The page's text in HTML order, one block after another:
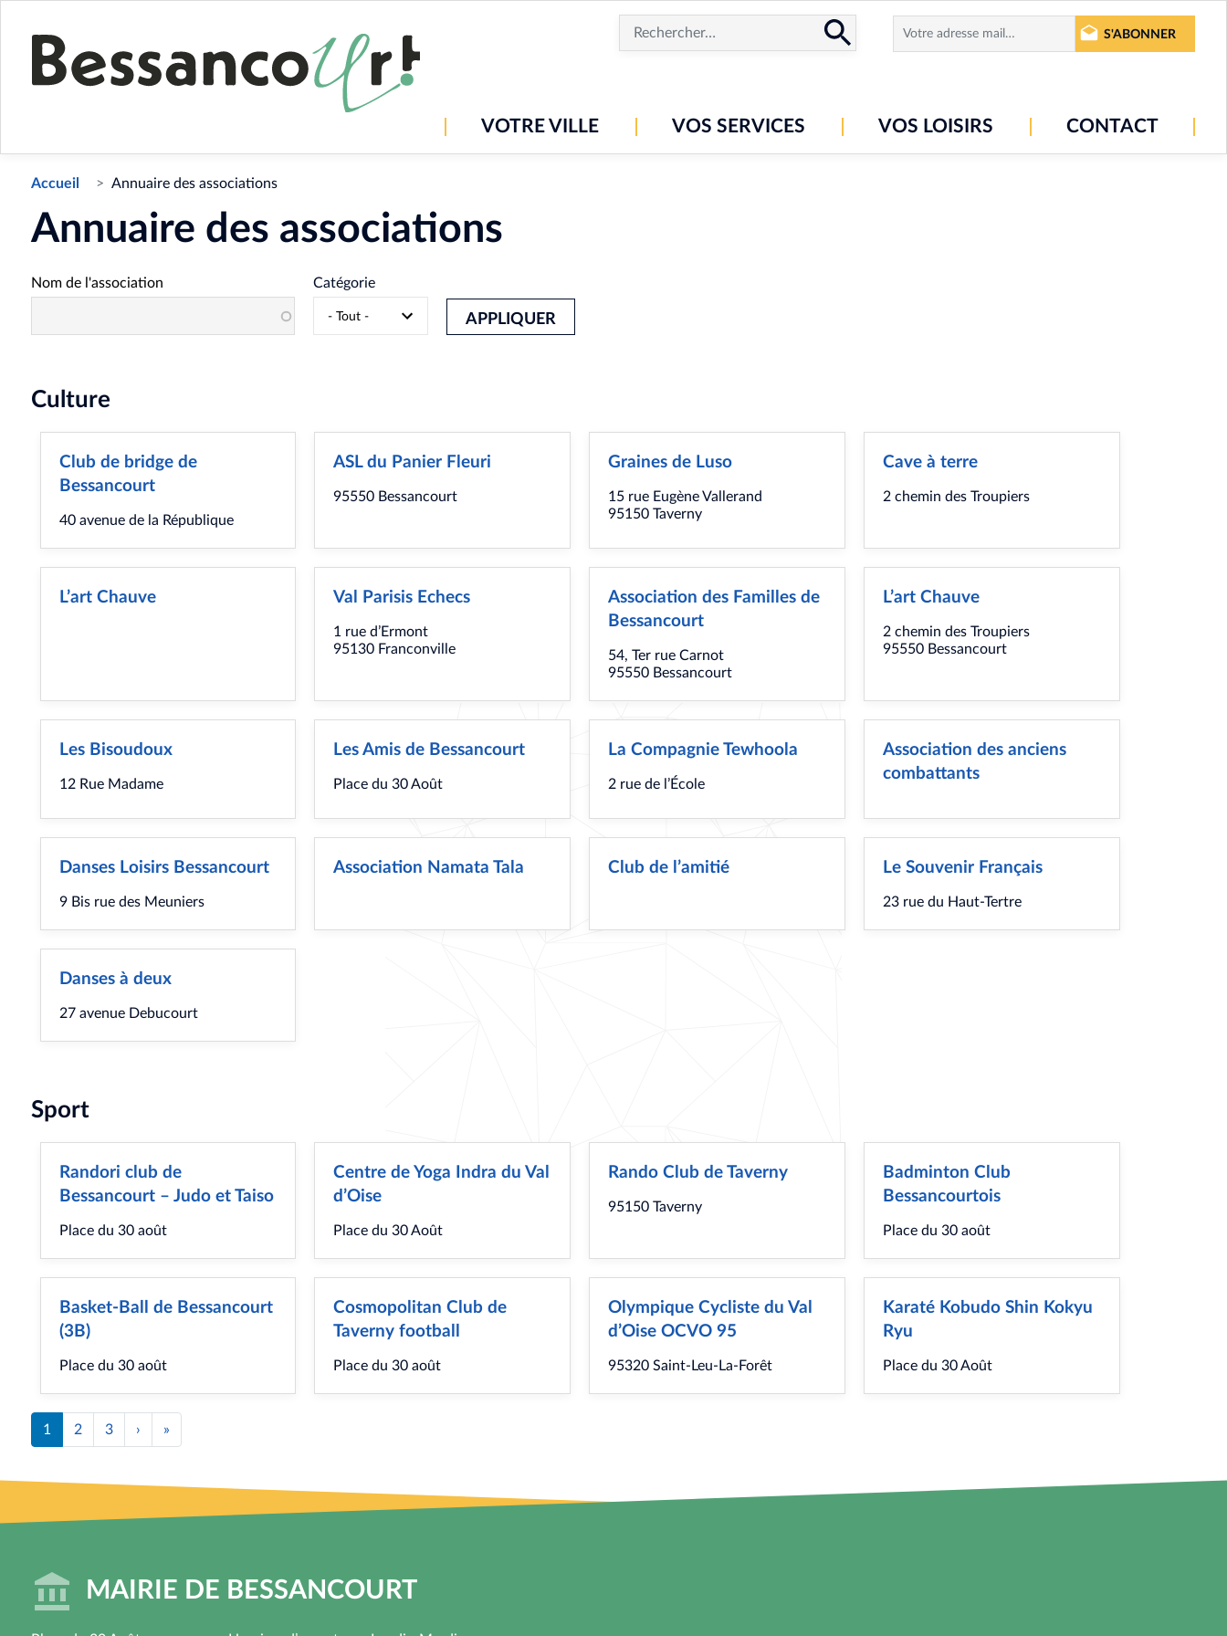
Aller
S'ABONNER
VOTRE VILLE VOS SERVICES VOS LOISIRS CONTACT
Accueil Annuaire des associations
Annuaire des associations
Nom de l'association Catégorie
APPLIQUER
Culture
Club de bridge de
Bessancourt
40 avenue de la République
ASL du Panier Fleuri
95550 Bessancourt
Graines de Luso
15 rue Eugène Vallerand
95150 Taverny
Cave à terre
2 chemin des Troupiers
L’art Chauve Val Parisis Echecs
1 rue d’Ermont
95130 Franconville
Association des Familles de
Bessancourt
54, Ter rue Carnot
95550 Bessancourt
L’art Chauve
2 chemin des Troupiers
95550 Bessancourt
Les Bisoudoux
12 Rue Madame
Les Amis de Bessancourt
Place du 30 Août
La Compagnie Tewhoola
2 rue de l’École
Association des anciens
combattants
Danses Loisirs Bessancourt
9 Bis rue des Meuniers
Association Namata Tala Club de l’amitié Le Souvenir Français
23 rue du Haut-Tertre
Danses à deux
27 avenue Debucourt
Sport
Randori club de
Bessancourt – Judo et Taiso
Place du 30 août
Centre de Yoga Indra du Val
d’Oise
Place du 30 Août
Rando Club de Taverny
95150 Taverny
Badminton Club
Bessancourtois
Place du 30 août
Basket-Ball de Bessancourt
(3B)
Place du 30 août
Cosmopolitan Club de
Taverny football
Place du 30 août
Olympique Cycliste du Val
d’Oise OCVO 95
95320 Saint-Leu-La-Forêt
Karaté Kobudo Shin Kokyu
Ryu
Place du 30 Août
Pagination
1 2 3 › Page
suivante
»
page
MAIRIE DE BESSANCOURT